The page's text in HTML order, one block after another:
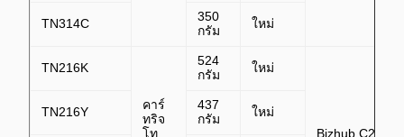
TN314C
350
กรัม
ใหม่
TN216K
คาร์
ทริจ
โท
524
กรัม
ใหม่
Bizhub
TN216Y
437
กรัม
ใหม่